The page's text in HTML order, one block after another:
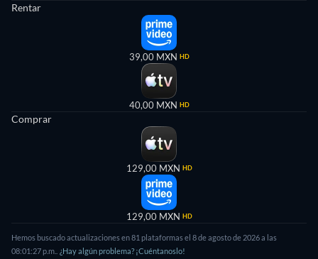
Rentar
39,00 MXN HD
40,00 MXN HD
Comprar
129,00 MXN HD
129,00 MXN HD
Hemos buscado actualizaciones en81 plataformas el 8 de agosto de 2026a las
08:01:27 p.m.
¿Hay algún problema? ¡Cuéntanoslo!